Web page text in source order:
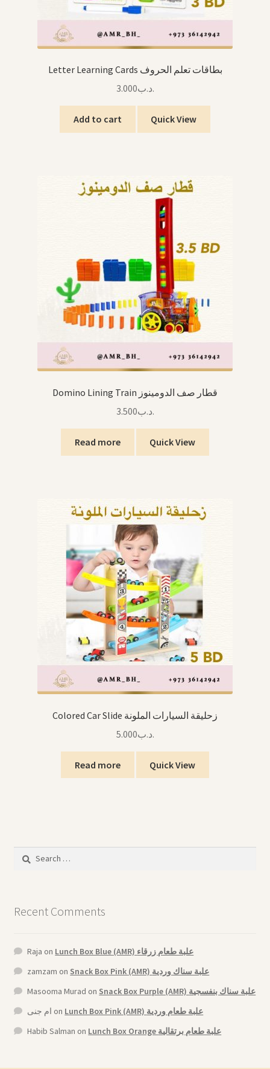
Letter Learning Cards بطاقات تعلم الحروف
.د.ب3.000
Add to cart Quick View
Domino Lining Train قطار صف الدومينوز
.د.ب3.500
Read more Quick View
Colored Car Slide زحليقة السيارات الملونة
.د.ب5.000
Read more Quick View
Search
Recent Comments
Raja on
Lunch Box Blue (AMR) علبة طعام زرقاء
zamzam on
Snack Box Pink (AMR) علبة سناك وردية
Masooma Murad on
Snack Box Purple (AMR) علبة سناك بنفسجية
ام جنى on
Lunch Box Pink (AMR) علبة طعام وردية
Habib Salman on Lunch Box Orange علبة طعام برتقالية